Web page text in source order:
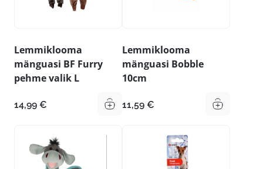
Lemmiklooma
mänguasi BF Furry
pehme valik L
14,99 €
Lemmiklooma
mänguasi Bobble
10cm
11,59 €